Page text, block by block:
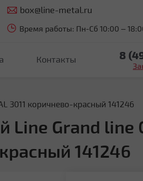
box@line-metal.ru
Время работы: Пн-Сб 10:00 –
Контакты 8
3011 коричнево-красный 141246
Line Grand
141246